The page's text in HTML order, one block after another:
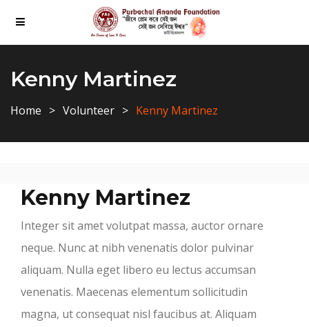
Kenny Martinez
Home Volunteer Kenny Martinez
Kenny Martinez
Integer sit amet volutpat massa, auctor ornare
neque. Nunc at nibh venenatis dolor pulvinar
aliquam. Nulla eget libero eu lectus accumsan
venenatis. Maecenas elementum sollicitudin
magna, ut consequat nisl faucibus at. Aliquam